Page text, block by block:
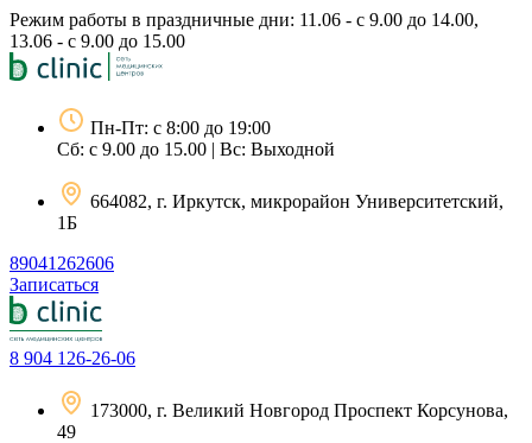
Перейти
к
содержимому
Режим работы в праздничные дни: 11.06 - с 9.00 до 14.00,
13.06 - с 9.00 до 15.00
Пн-Пт: с 8:00 до 19:00
Сб: с 9.00 до 15.00 | Вс: Выходной
664082, г. Иркутск, микрорайон Университетский,
1Б
89041262606
Записаться
8 904 126-26-06
173000, г. Великий Новгород Проспект Корсунова,
49